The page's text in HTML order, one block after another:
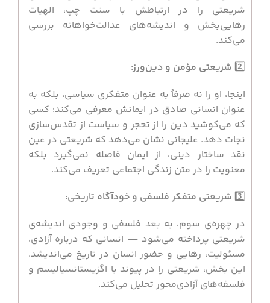
شریعتی را در ارتباطش با سنت چپ، الهیات
رهایی‌بخش و اندیشه‌های عدالت‌خواهانه بررسی
می‌کند.
2️⃣ شریعتی مؤمن و دین‌ورز:
اینجا، او را نه صرفاً به عنوان متفکری سیاسی، بلکه به
عنوان انسانی صادق در ایمانش معرفی می‌کند؛ کسی
که می‌کوشید دین را از تحجر و سیاست از تقدس‌سازی
نجات دهد. علیجانی نشان می‌دهد که شریعتی در عین
نقد ساختار دینی، از ایمان فاصله نمی‌گیرد بلکه
معنویت را در متن زندگی اجتماعی تعریف می‌کند.
3️⃣ شریعتی متفکر فلسفی و خودآگاه تاریخی:
در چهره‌ی سوم، به بعد فلسفی و وجودی اندیشه‌ی
شریعتی پرداخته می‌شود — انسانی که درباره آزادی،
مسئولیت، رهایی و حضور انسان در تاریخ می‌اندیشد.
این بخش، شریعتی را در پیوند با اگزیستانسیالیسم و
فلسفه‌های آزادی‌محور تحلیل می‌کند.